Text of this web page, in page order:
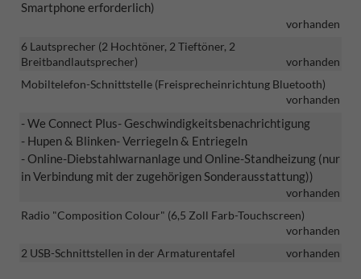
Smartphone erforderlich)
vorhanden
6 Lautsprecher (2 Hochtöner, 2 Tieftöner, 2
Breitbandlautsprecher)
vorhanden
Mobiltelefon-Schnittstelle (Freisprecheinrichtung Bluetooth)
vorhanden
- We Connect Plus- Geschwindigkeitsbenachrichtigung
- Hupen & Blinken- Verriegeln & Entriegeln
- Online-Diebstahlwarnanlage und Online-Standheizung (nur
in Verbindung mit der zugehörigen Sonderausstattung))
vorhanden
Radio "Composition Colour" (6,5 Zoll Farb-Touchscreen)
vorhanden
2 USB-Schnittstellen in der Armaturentafel
vorhanden